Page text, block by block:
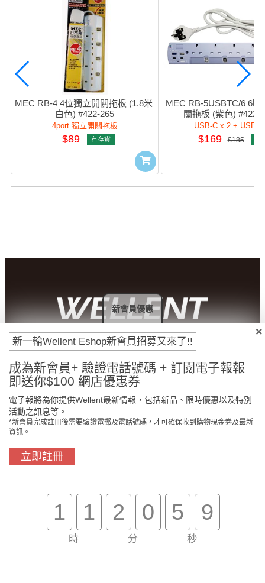
MEC RB-4 4位獨立開關拖板 (1.8米
白色) #422-265
4port 獨立開關拖板
$89 有存貨
MEC RB-5USBTC/6 6呎
關拖板 (紫色) #422-
USB-C x 2 + USB-A
$169 $185
付款方法
買滿$800免費送貨 在線客服支援
新一輪Wellent Eshop新會員招募又來了!!
成為新會員+ 驗證電話號碼 + 訂閱電子報報
即送你$100 網店優惠券
電子報將為你提供Wellent最新情報，包括新品、限時優惠以及特別
活動之訊息等。
*新會員完成註冊後需要驗證電郵及電話號碼，才可確保收到購物現金劵及最新
資訊。
立即註冊
1 1
時
2 0
分
5 9
秒
新會員優惠